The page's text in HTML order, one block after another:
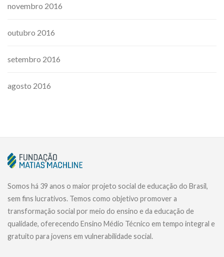
novembro 2016
outubro 2016
setembro 2016
agosto 2016
Somos há 39 anos o maior projeto social de educação do Brasil,
sem fins lucrativos. Temos como objetivo promover a
transformação social por meio do ensino e da educação de
qualidade, oferecendo Ensino Médio Técnico em tempo integral e
gratuito para jovens em vulnerabilidade social.